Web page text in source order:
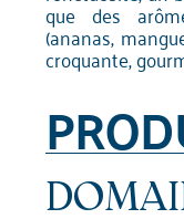
que des
(ananas,
croquante,